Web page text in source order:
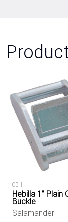
CBH
Hebilla 1” Plain
Buckle
Salamander